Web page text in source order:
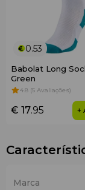
0.53
Babolat Long
Green
4.8 (5 Avaliações)
€ 17.95 +
Marca